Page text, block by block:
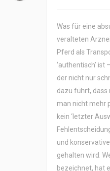
Was für eine
veralteten
Pferd als
‘authentisch’ ist
der nicht nur
dazu führt, dass
man nicht mehr
kein ‘letzter
und
gehalten wird.
bezeichnet, hat